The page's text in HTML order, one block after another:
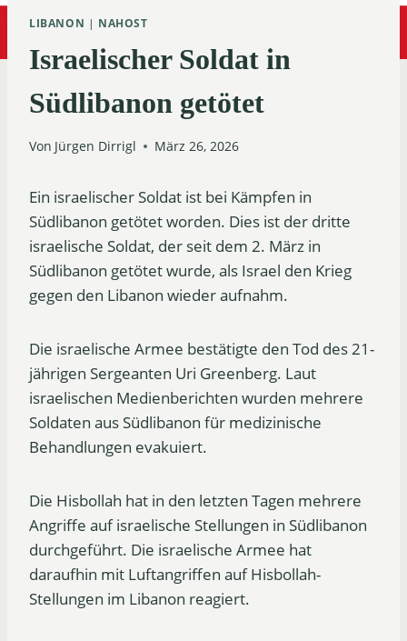
LIBANON | NAHOST
Israelischer Soldat in
Südlibanon getötet
Von Jürgen Dirrigl März 26, 2026
Ein israelischer Soldat ist bei Kämpfen in
Südlibanon getötet worden. Dies ist der dritte
israelische Soldat, der seit dem 2. März in
Südlibanon getötet wurde, als Israel den Krieg
gegen den Libanon wieder aufnahm.
Die israelische Armee bestätigte den Tod des 21-
jährigen Sergeanten Uri Greenberg. Laut
israelischen Medienberichten wurden mehrere
Soldaten aus Südlibanon für medizinische
Behandlungen evakuiert.
Die Hisbollah hat in den letzten Tagen mehrere
Angriffe auf israelische Stellungen in Südlibanon
durchgeführt. Die israelische Armee hat
daraufhin mit Luftangriffen auf Hisbollah-
Stellungen im Libanon reagiert.